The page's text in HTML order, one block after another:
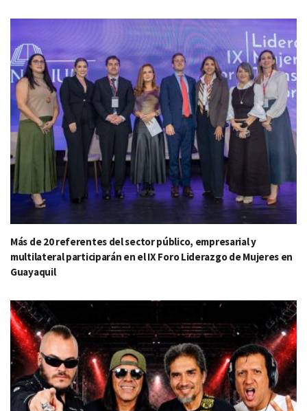
Más de 20 referentes del sector público, empresarial y
multilateral participarán en el IX Foro Liderazgo de Mujeres en
Guayaquil